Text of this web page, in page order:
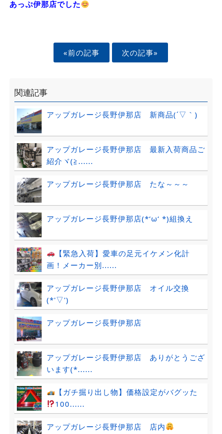
あっぷ伊那店でした
«前の記事 次の記事»
関連記事
アップガレージ長野伊那店 新商品(´▽｀)
アップガレージ長野伊那店 最新入荷商品ご
紹介ヾ(≧......
アップガレージ長野伊那店 たな～～～
アップガレージ長野伊那店(*‘ω‘ *)組換え
【緊急入荷】愛車の足元イケメン化計
画！メーカー別......
アップガレージ長野伊那店 オイル交換
(*'▽')
アップガレージ長野伊那店
アップガレージ長野伊那店 ありがとうござ
います(*......
【ガチ掘り出し物】価格設定がバグッた
100......
アップガレージ長野伊那店 店内